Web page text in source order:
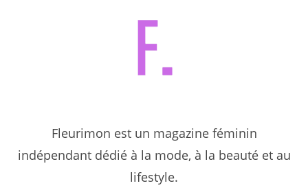
Fleurimon est un magazine féminin
indépendant dédié à la mode, à la beauté et au
lifestyle.